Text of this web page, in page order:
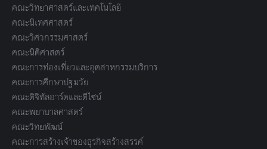
คณะวิทยาศาสตร์และเทคโนโลยี
คณะนิเทศศาสตร์
คณะวิศวกรรมศาสตร์
คณะนิติศาสตร์
คณะการท่องเที่ยวและอุตสาหกรรมบริการ
คณะการศึกษาปฐมวัย
คณะดิจิทัลอาร์ตและดีไซน์
คณะพยาบาลศาสตร์
คณะวิทยพัฒน์
คณะการสร้างเจ้าของธุรกิจสร้างสรรค์